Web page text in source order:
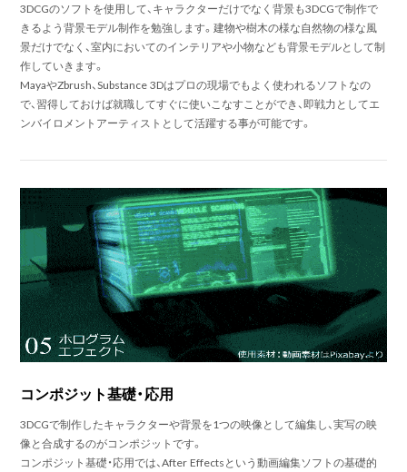
3DCGのソフトを使用して、キャラクターだけでなく背景も3DCGで制作で
きるよう背景モデル制作を勉強します。建物や樹木の様な自然物の様な風
景だけでなく、室内においてのインテリアや小物なども背景モデルとして制
作していきます。
MayaやZbrush、Substance 3Dはプロの現場でもよく使われるソフトなの
で、習得しておけば就職してすぐに使いこなすことができ、即戦力としてエ
ンバイロメントアーティストとして活躍する事が可能です。
コンポジット基礎・応用
3DCGで制作したキャラクターや背景を1つの映像として編集し、実写の映
像と合成するのがコンポジットです。
コンポジット基礎・応用では、After Effectsという動画編集ソフトの基礎的